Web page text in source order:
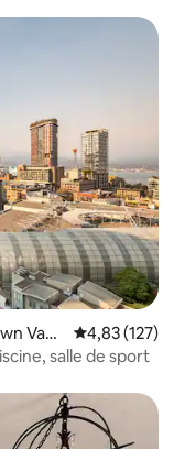
Vanc
Évaluation
4,83 (127)
salle de sport